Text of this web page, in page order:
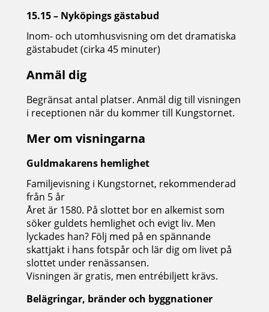
15.15 – Nyköpings gästabud
Inom- och utomhusvisning om det dramatiska
gästabudet (cirka 45 minuter)
Anmäl dig
Begränsat antal platser. Anmäl dig till visningen
i receptionen när du kommer till Kungstornet.
Mer om visningarna
Guldmakarens hemlighet
Familjevisning i Kungstornet, rekommenderad
från 5 år
Året är 1580. På slottet bor en alkemist som
söker guldets hemlighet och evigt liv. Men
lyckades han? Följ med på en spännande
skattjakt i hans fotspår och lär dig om livet på
slottet under renässansen.
Visningen är gratis, men entrébiljett krävs.
Belägringar, bränder och byggnationer